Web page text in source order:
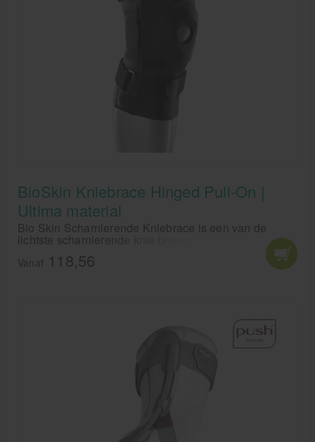
BioSkin Kniebrace Hinged Pull-On |
Ultima material
Bio Skin Scharnierende Kniebrace is een van de
lichtste scharnierende knie braces beschikbaar. De bi-
centric, aluminium scharnieren zijn licht van gewicht
en bieden extra steun aan knieën met ligament
Vanaf 118,56